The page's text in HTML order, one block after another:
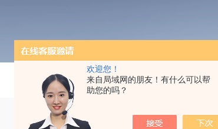
欢迎您！
来自局域网的朋友！有什么可以帮
助您的吗？
当前位置： 首页 产品中心